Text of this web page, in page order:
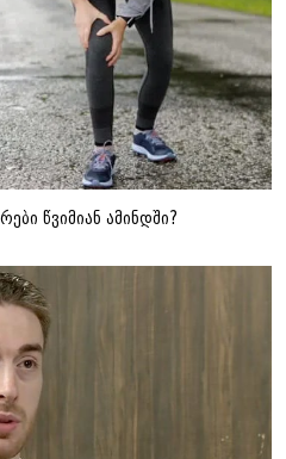
წვიმიან ამინდში?